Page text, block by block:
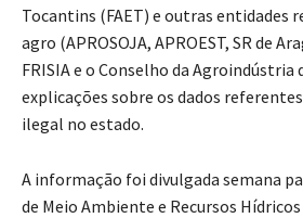
Tocantins (FAET) e outras entidades
agro (APROSOJA, APROEST, SR de
FRISIA e o Conselho da Agroindústria
explicações sobre os dados
ilegal no estado.
A informação foi divulgada semana
de Meio Ambiente e Recursos